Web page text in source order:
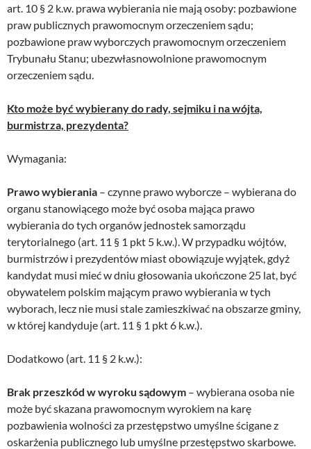
art. 10 § 2 k.w. prawa wybierania nie mają osoby: pozbawione
praw publicznych prawomocnym orzeczeniem sądu;
pozbawione praw wyborczych prawomocnym orzeczeniem
Trybunału Stanu; ubezwłasnowolnione prawomocnym
orzeczeniem sądu.
Kto może być wybierany do rady, sejmiku i na wójta,
burmistrza, prezydenta?
Wymagania:
Prawo wybierania – czynne prawo wyborcze – wybierana do
organu stanowiącego może być osoba mająca prawo
wybierania do tych organów jednostek samorządu
terytorialnego (art. 11 § 1 pkt 5 k.w.). W przypadku wójtów,
burmistrzów i prezydentów miast obowiązuje wyjątek, gdyż
kandydat musi mieć w dniu głosowania ukończone 25 lat, być
obywatelem polskim mającym prawo wybierania w tych
wyborach, lecz nie musi stale zamieszkiwać na obszarze gminy,
w której kandyduje (art. 11 § 1 pkt 6 k.w.).
Dodatkowo (art. 11 § 2 k.w.):
Brak przeszkód w wyroku sądowym – wybierana osoba nie
może być skazana prawomocnym wyrokiem na karę
pozbawienia wolności za przestępstwo umyślne ścigane z
oskarżenia publicznego lub umyślne przestępstwo skarbowe.